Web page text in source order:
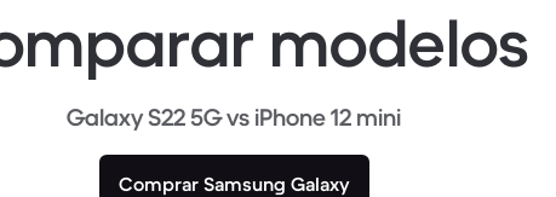
modelos
Galaxy S22 5G vs iPhone 12 mini
Comprar Samsung Galaxy